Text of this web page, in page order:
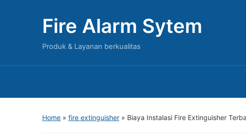
Fire Alarm Sytem
Produk & Layanan berkualitas
Home » fire extinguisher » Biaya Instalasi Fire Extinguisher